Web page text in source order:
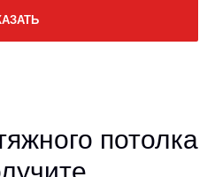
потолка